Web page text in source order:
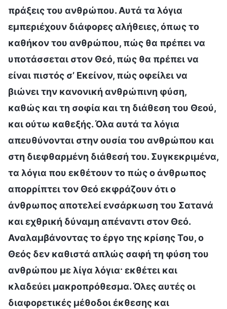
πράξεις του ανθρώπου. Αυτά τα λόγια
εμπεριέχουν διάφορες αλήθειες, όπως το
καθήκον του ανθρώπου, πώς θα πρέπει να
υποτάσσεται στον Θεό, πώς θα πρέπει να
είναι πιστός σ’ Εκείνον, πώς οφείλει να
βιώνει την κανονική ανθρώπινη φύση,
καθώς και τη σοφία και τη διάθεση του Θεού,
και ούτω καθεξής. Όλα αυτά τα λόγια
απευθύνονται στην ουσία του ανθρώπου και
στη διεφθαρμένη διάθεσή του. Συγκεκριμένα,
τα λόγια που εκθέτουν το πώς ο άνθρωπος
απορρίπτει τον Θεό εκφράζουν ότι ο
άνθρωπος αποτελεί ενσάρκωση του Σατανά
και εχθρική δύναμη απέναντι στον Θεό.
Αναλαμβάνοντας το έργο της κρίσης Του, ο
Θεός δεν καθιστά απλώς σαφή τη φύση του
ανθρώπου με λίγα λόγια· εκθέτει και
κλαδεύει μακροπρόθεσμα. Όλες αυτές οι
διαφορετικές μέθοδοι έκθεσης και